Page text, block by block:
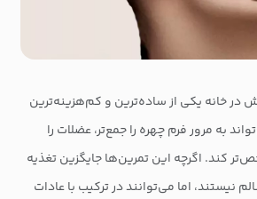
در خانه یکی از ساده‌ترین و کم‌هزینه‌ترین
به مرور فرم چهره را جمع‌تر، عضلات را
کند. اگرچه این تمرین‌ها جایگزین تغذیه
نیستند، اما می‌توانند در ترکیب با عادات